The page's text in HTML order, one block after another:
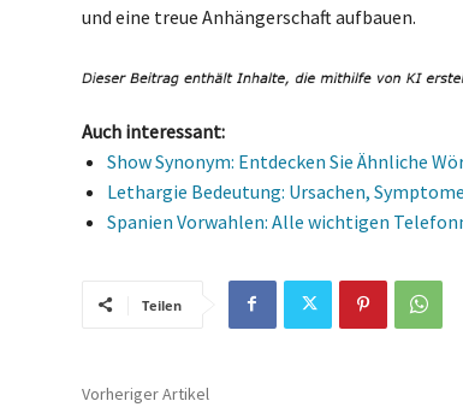
und eine treue Anhängerschaft aufbauen.
Auch interessant:
Show Synonym: Entdecken Sie Ähnliche
Lethargie Bedeutung: Ursachen,
Spanien Vorwahlen: Alle wichtigen
Teilen
Vorheriger Artikel